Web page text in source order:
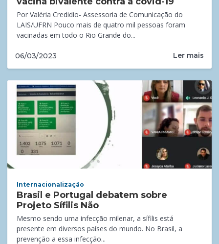
Por Valéria Credidio- Assessoria de Comunicação do
LAIS/UFRN Pouco mais de quatro mil pessoas foram
vacinadas em todo o Rio Grande do...
06/03/2023 Ler mais
Internacionalização
Brasil e Portugal debatem sobre
Projeto Sífilis Não
Mesmo sendo uma infecção milenar, a sífilis está
presente em diversos países do mundo. No Brasil, a
prevenção a essa infecção...